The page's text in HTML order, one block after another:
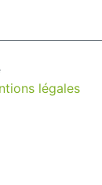
légales